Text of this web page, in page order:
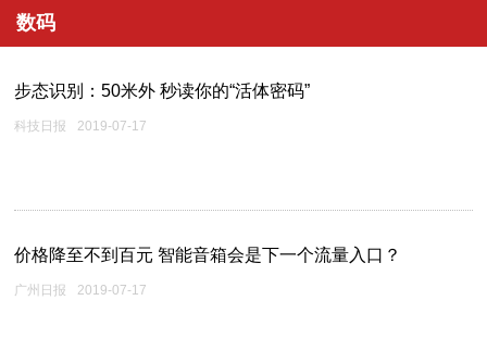
数码
步态识别：50米外 秒读你的“活体密码”
科技日报 2019-07-17
价格降至不到百元 智能音箱会是下一个流量入口？
广州日报 2019-07-17